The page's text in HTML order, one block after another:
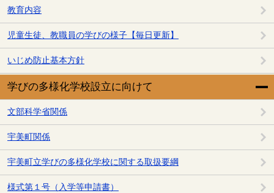
教育内容
児童生徒、教職員の学びの様子【毎日更新】
いじめ防止基本方針
学びの多様化学校設立に向けて
文部科学省関係
宇美町関係
宇美町立学びの多様化学校に関する取扱要綱
様式第１号（入学等申請書）